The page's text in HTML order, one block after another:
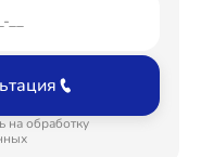
на обработку
машин